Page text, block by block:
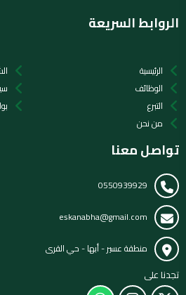
الروابط السريعة
الرئيسية
الوظائف
التبرع
من نحن
تواصل معنا
0550939929
eskanabha@gmail.com
منطقة عسير - أبها - حي القرى
تجدنا على